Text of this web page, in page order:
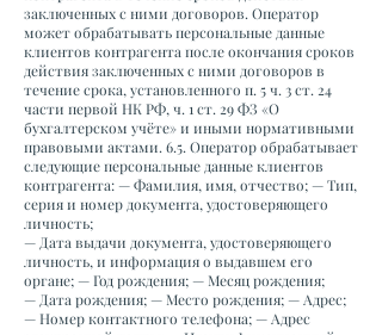
заключенных с ними договоров. Оператор
может обрабатывать персональные данные
клиентов контрагента после окончания сроков
действия заключенных с ними договоров в
течение срока, установленного п. 5 ч. 3 ст. 24
части первой НК РФ, ч. 1 ст. 29 ФЗ «О
бухгалтерском учёте» и иными нормативными
правовыми актами. 6.5. Оператор обрабатывает
следующие персональные данные клиентов
контрагента: — Фамилия, имя, отчество; — Тип,
серия и номер документа, удостоверяющего
личность;
— Дата выдачи документа, удостоверяющего
личность, и информация о выдавшем его
органе; — Год рождения; — Месяц рождения;
— Дата рождения; — Место рождения; — Адрес;
— Номер контактного телефона; — Адрес